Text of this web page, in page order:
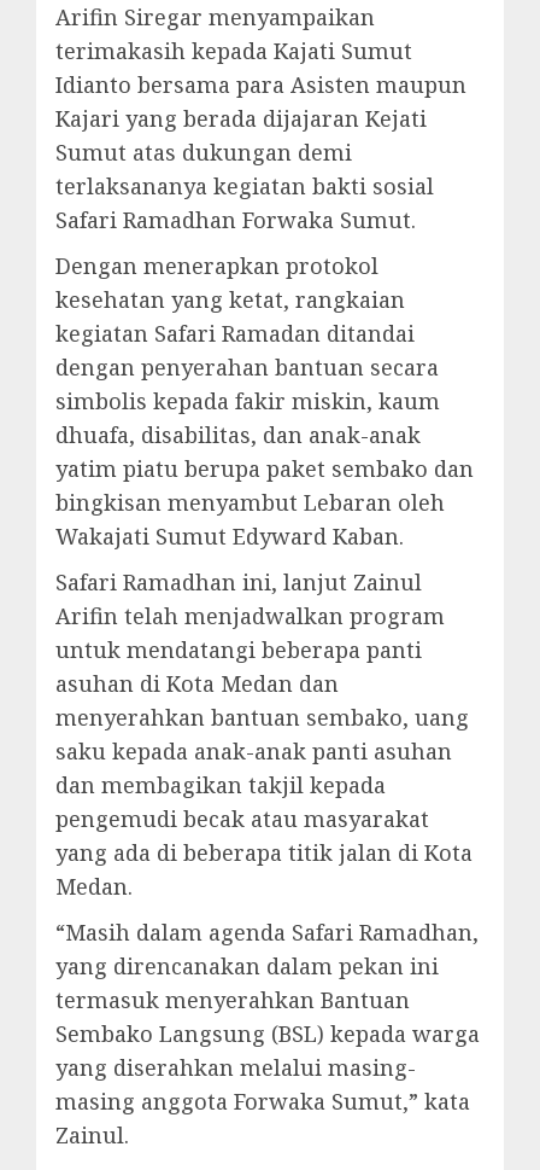
Arifin Siregar menyampaikan
terimakasih kepada Kajati Sumut
Idianto bersama para Asisten maupun
Kajari yang berada dijajaran Kejati
Sumut atas dukungan demi
terlaksananya kegiatan bakti sosial
Safari Ramadhan Forwaka Sumut.
Dengan menerapkan protokol
kesehatan yang ketat, rangkaian
kegiatan Safari Ramadan ditandai
dengan penyerahan bantuan secara
simbolis kepada fakir miskin, kaum
dhuafa, disabilitas, dan anak-anak
yatim piatu berupa paket sembako dan
bingkisan menyambut Lebaran oleh
Wakajati Sumut Edyward Kaban.
Safari Ramadhan ini, lanjut Zainul
Arifin telah menjadwalkan program
untuk mendatangi beberapa panti
asuhan di Kota Medan dan
menyerahkan bantuan sembako, uang
saku kepada anak-anak panti asuhan
dan membagikan takjil kepada
pengemudi becak atau masyarakat
yang ada di beberapa titik jalan di Kota
Medan.
“Masih dalam agenda Safari Ramadhan,
yang direncanakan dalam pekan ini
termasuk menyerahkan Bantuan
Sembako Langsung (BSL) kepada warga
yang diserahkan melalui masing-
masing anggota Forwaka Sumut,” kata
Zainul.